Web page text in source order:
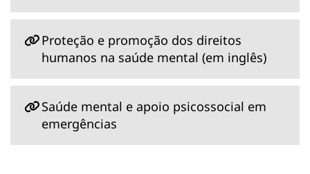
Proteção e promoção dos direitos
humanos na saúde mental (em inglês)
Saúde mental e apoio psicossocial em
emergências